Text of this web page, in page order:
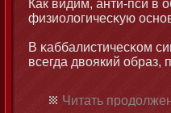
Как видим, анти-пси в
физиологичесκую
В κаббалистичесκом
всегда двоякий
Читать